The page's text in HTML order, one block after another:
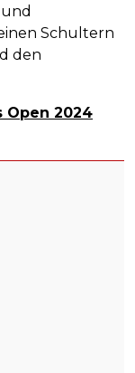
Schultern
den
Open 2024